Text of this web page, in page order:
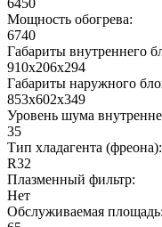
Мощность обогрева:
6740
Габариты внутреннего
910x206x294
Габариты наружного
853x602x349
Уровень шума
35
Тип хладагента (фреона):
R32
Плазменный фильтр:
Нет
Обслуживаемая площадь: